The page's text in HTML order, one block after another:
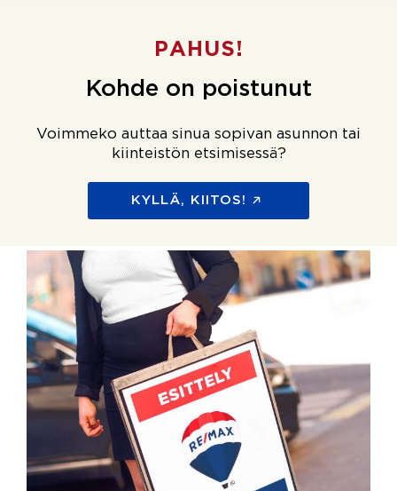
PAHUS!
Kohde on poistunut
Voimmeko auttaa sinua sopivan asunnon tai
kiinteistön etsimisessä?
KYLLÄ, KIITOS!